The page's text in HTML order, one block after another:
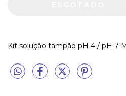
Kit solução tampão pH 4 / pH 7